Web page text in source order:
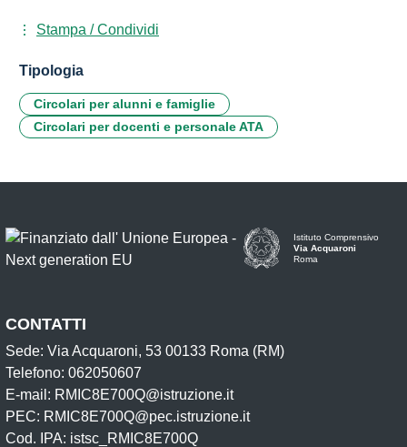
Stampa / Condividi
Tipologia
Circolari per alunni e famiglie
Circolari per docenti e personale ATA
Istituto Comprensivo
Via Acquaroni
Roma
CONTATTI
Sede: Via Acquaroni, 53 00133 Roma (RM)
Telefono: 062050607
E-mail: RMIC8E700Q@istruzione.it
PEC: RMIC8E700Q@pec.istruzione.it
Cod. IPA: istsc_RMIC8E700Q